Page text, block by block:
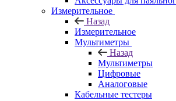
Измерительное
Назад
Измерительное
Мультиметры
Назад
Мультиметры
Цифровые
Аналоговые
Кабельные тестеры